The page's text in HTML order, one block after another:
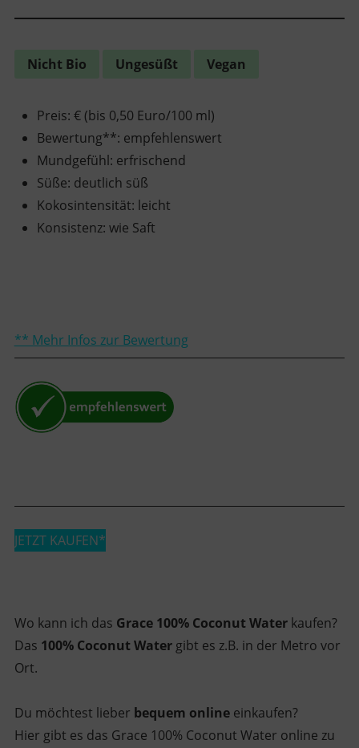
Nicht Bio Ungesüßt Vegan
Preis: € (bis 0,50 Euro/100 ml)
Bewertung**: empfehlenswert
Mundgefühl: erfrischend
Süße: deutlich süß
Kokosintensität: leicht
Konsistenz: wie Saft
** Mehr Infos zur Bewertung
JETZT KAUFEN*
Wo kann ich das Grace 100% Coconut Waterkaufen?
Das 100% Coconut Watergibt es z.B. in der Metro vor
Ort.
Du möchtest lieber bequem onlineeinkaufen?
Hier gibt es das Grace 100% Coconut Water online zu